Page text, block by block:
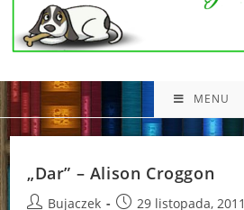
MENU
„Dar” – Alison Croggon
PostBujaczek
Post29 listopada, 2011